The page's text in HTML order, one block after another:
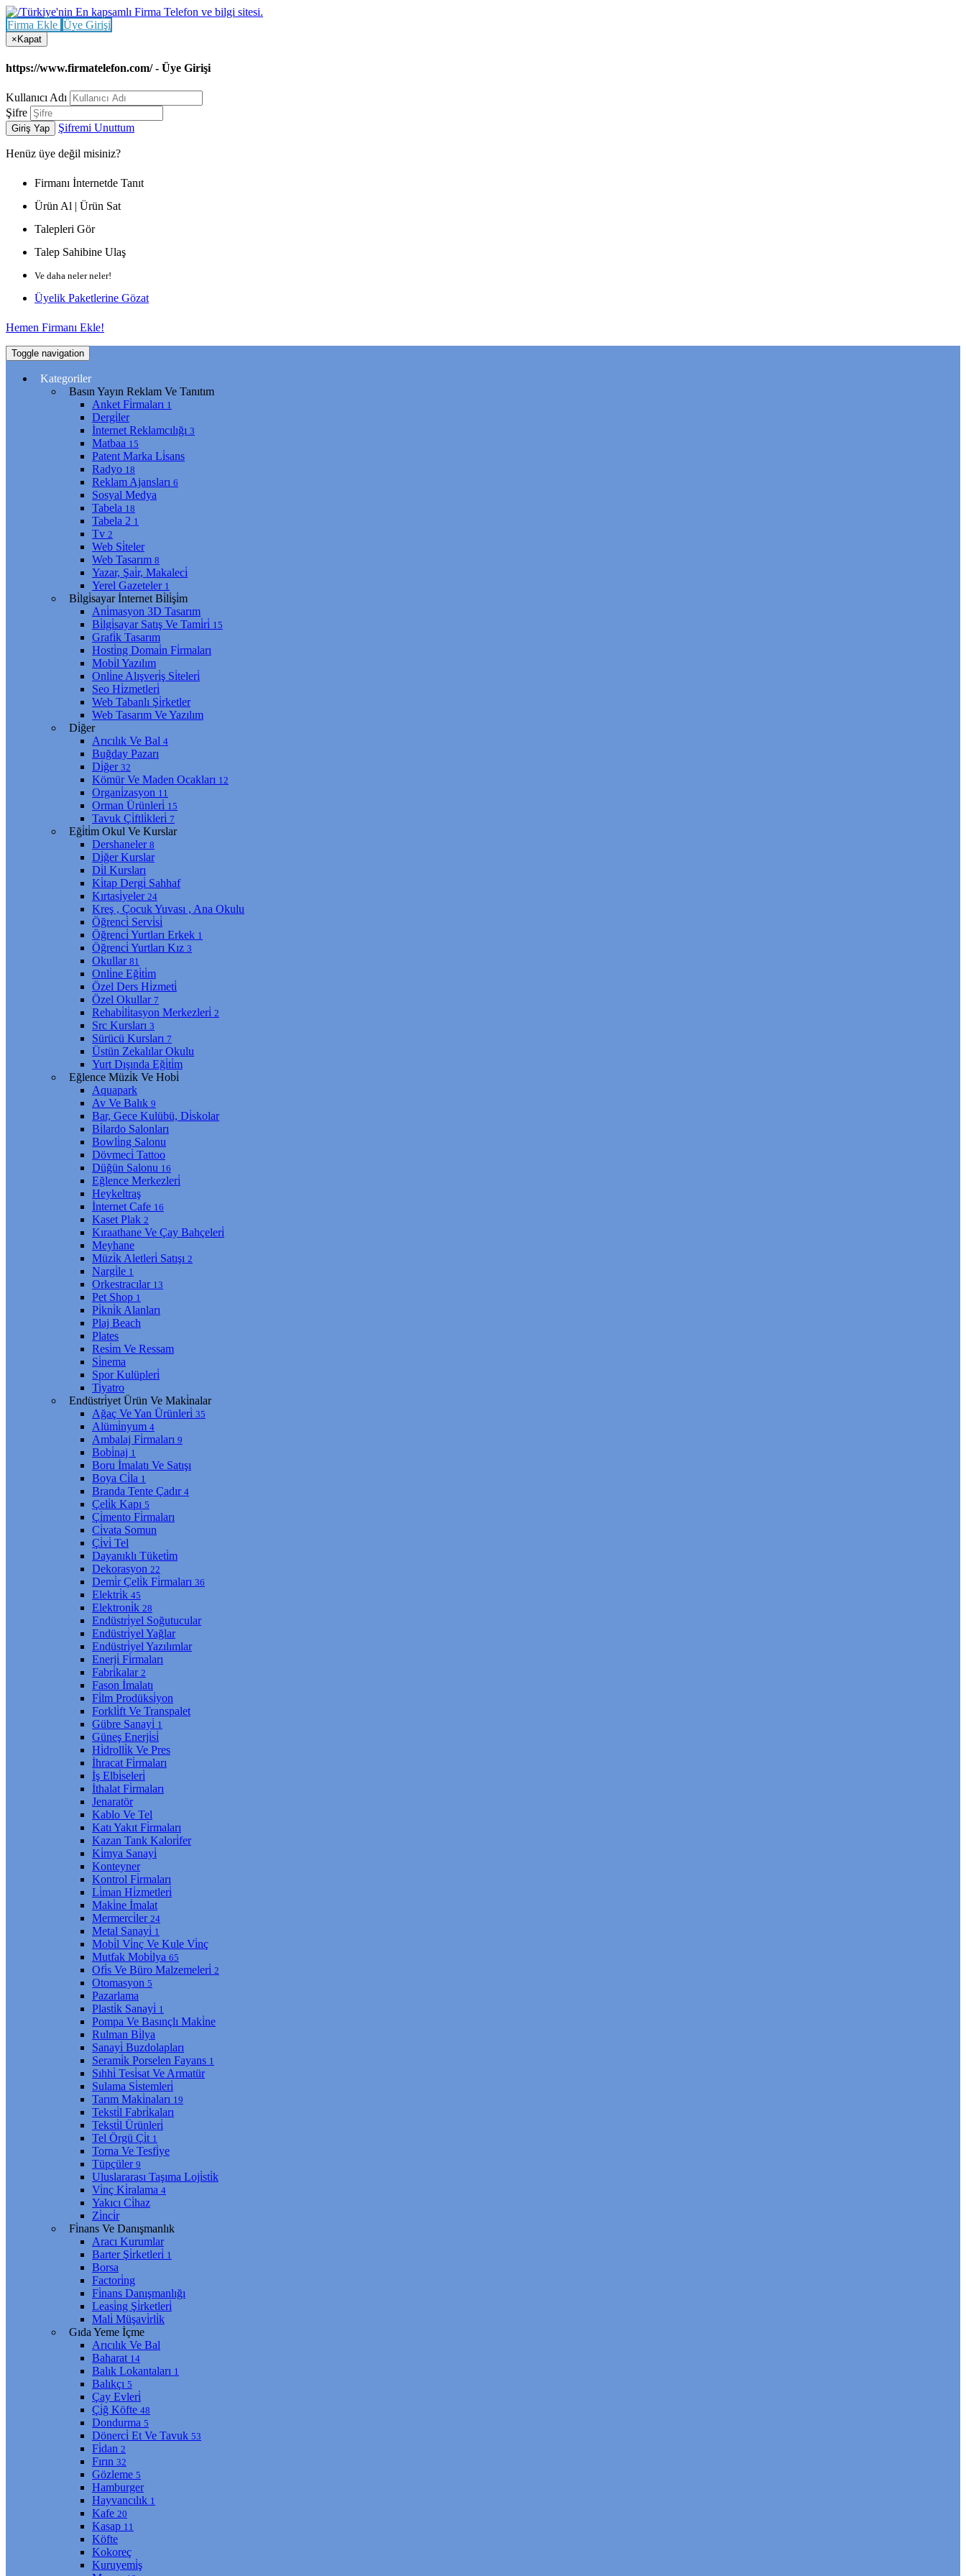
Firma Ekle Üye Girişi
× Kapat
https://www.firmatelefon.com/ - Üye Girişi
Kullanıcı Adı
Şifre
Giriş Yap Şifremi Unuttum
Henüz üye değil misiniz?
Firmanı İnternetde Tanıt
Ürün Al | Ürün Sat
Talepleri Gör
Talep Sahibine Ulaş
Ve daha neler neler!
Üyelik Paketlerine Gözat
Hemen Firmanı Ekle!
Toggle navigation
Kategoriler
Basın Yayın Reklam Ve Tanıtım
Anket Fi̇rmaları 1
Dergi̇ler
İnternet Reklamcılığı 3
Matbaa 15
Patent Marka Li̇sans
Radyo 18
Reklam Ajansları 6
Sosyal Medya
Tabela 18
Tabela 2 1
Tv 2
Web Si̇teler
Web Tasarım 8
Yazar, Şai̇r, Makaleci̇
Yerel Gazeteler 1
Bi̇lgi̇sayar İnternet Bi̇li̇şi̇m
Ani̇masyon 3D Tasarım
Bi̇lgi̇sayar Satış Ve Tami̇ri̇ 15
Grafi̇k Tasarım
Hosti̇ng Domai̇n Fi̇rmaları
Mobi̇l Yazılım
Onli̇ne Alışveri̇ş Si̇teleri̇
Seo Hi̇zmetleri̇
Web Tabanlı Şi̇rketler
Web Tasarım Ve Yazılım
Di̇ğer
Arıcılık Ve Bal 4
Buğday Pazarı
Di̇ğer 32
Kömür Ve Maden Ocakları 12
Organi̇zasyon 11
Orman Ürünleri̇ 15
Tavuk Çi̇ftli̇kleri̇ 7
Eği̇ti̇m Okul Ve Kurslar
Dershaneler 8
Di̇ğer Kurslar
Di̇l Kursları
Ki̇tap Dergi̇ Sahhaf
Kırtasi̇yeler 24
Kreş , Çocuk Yuvası , Ana Okulu
Öğrenci̇ Servi̇si̇
Öğrenci̇ Yurtları Erkek 1
Öğrenci̇ Yurtları Kız 3
Okullar 81
Onli̇ne Eği̇ti̇m
Özel Ders Hi̇zmeti̇
Özel Okullar 7
Rehabi̇li̇tasyon Merkezleri̇ 2
Src Kursları 3
Sürücü Kursları 7
Üstün Zekalılar Okulu
Yurt Dışında Eği̇ti̇m
Eğlence Müzi̇k Ve Hobi̇
Aquapark
Av Ve Balık 9
Bar, Gece Kulübü, Di̇skolar
Bi̇lardo Salonları
Bowli̇ng Salonu
Dövmeci̇ Tattoo
Düğün Salonu 16
Eğlence Merkezleri̇
Heykeltraş
İnternet Cafe 16
Kaset Plak 2
Kıraathane Ve Çay Bahçeleri̇
Meyhane
Müzi̇k Aletleri̇ Satışı 2
Nargi̇le 1
Orkestracılar 13
Pet Shop 1
Pi̇kni̇k Alanları
Plaj Beach
Plates
Resi̇m Ve Ressam
Si̇nema
Spor Kulüpleri̇
Ti̇yatro
Endüstri̇yet Ürün Ve Maki̇nalar
Ağaç Ve Yan Ürünleri̇ 35
Alümi̇nyum 4
Ambalaj Fi̇rmaları 9
Bobi̇naj 1
Boru İmalatı Ve Satışı
Boya Ci̇la 1
Branda Tente Çadır 4
Çeli̇k Kapı 5
Çi̇mento Fi̇rmaları
Ci̇vata Somun
Çi̇vi̇ Tel
Dayanıklı Tüketi̇m
Dekorasyon 22
Demi̇r Çeli̇k Fi̇rmaları 36
Elektri̇k 45
Elektroni̇k 28
Endüstri̇yel Soğutucular
Endüstri̇yel Yağlar
Endüstri̇yel Yazılımlar
Enerji̇ Fi̇rmaları
Fabri̇kalar 2
Fason İmalatı
Fi̇lm Prodüksi̇yon
Forkli̇ft Ve Transpalet
Gübre Sanayi̇ 1
Güneş Enerji̇si̇
Hi̇drolli̇k Ve Pres
İhracat Fi̇rmaları
İş Elbi̇seleri̇
İthalat Fi̇rmaları
Jenaratör
Kablo Ve Tel
Katı Yakıt Fi̇rmaları
Kazan Tank Kalori̇fer
Ki̇mya Sanayi̇
Konteyner
Kontrol Fi̇rmaları
Li̇man Hi̇zmetleri̇
Maki̇ne İmalat
Mermerci̇ler 24
Metal Sanayi̇ 1
Mobi̇l Vi̇nç Ve Kule Vi̇nç
Mutfak Mobi̇lya 65
Ofi̇s Ve Büro Malzemeleri̇ 2
Otomasyon 5
Pazarlama
Plasti̇k Sanayi̇ 1
Pompa Ve Basınçlı Maki̇ne
Rulman Bi̇lya
Sanayi̇ Buzdolapları
Serami̇k Porselen Fayans 1
Sıhhi̇ Tesi̇sat Ve Armatür
Sulama Si̇stemleri̇
Tarım Maki̇naları 19
Teksti̇l Fabri̇kaları
Teksti̇l Ürünleri̇
Tel Örgü Çi̇t 1
Torna Ve Tesfi̇ye
Tüpçüler 9
Uluslararası Taşıma Loji̇sti̇k
Vi̇nç Ki̇ralama 4
Yakıcı Ci̇haz
Zi̇nci̇r
Fi̇nans Ve Danışmanlık
Aracı Kurumlar
Barter Şi̇rketleri̇ 1
Borsa
Factori̇ng
Fi̇nans Danışmanlığı
Leasi̇ng Şi̇rketleri̇
Mali̇ Müşavi̇rli̇k
Gıda Yeme İçme
Arıcılık Ve Bal
Baharat 14
Balık Lokantaları 1
Balıkçı 5
Çay Evleri̇
Çi̇ğ Köfte 48
Dondurma 5
Dönerci̇ Et Ve Tavuk 53
Fi̇dan 2
Fırın 32
Gözleme 5
Hamburger
Hayvancılık 1
Kafe 20
Kasap 11
Köfte
Kokoreç
Kuruyemi̇ş